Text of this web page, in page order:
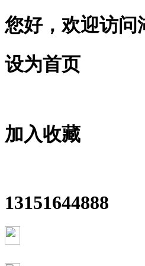
您好，欢迎访问
设为首页
加入收藏
13151644888